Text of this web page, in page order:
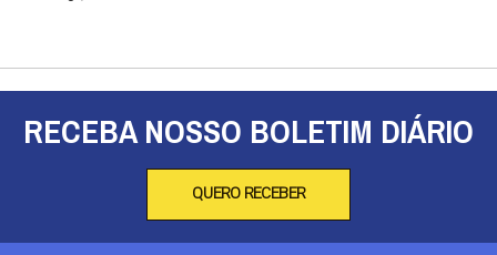
RECEBA NOSSO BOLETIM DIÁRIO
QUERO RECEBER